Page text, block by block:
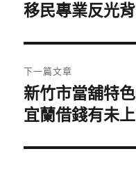
導
覽
一
文
章:
移民專業反光
下一篇文章
下
一
文
新竹市當舖特
宜蘭借錢有未